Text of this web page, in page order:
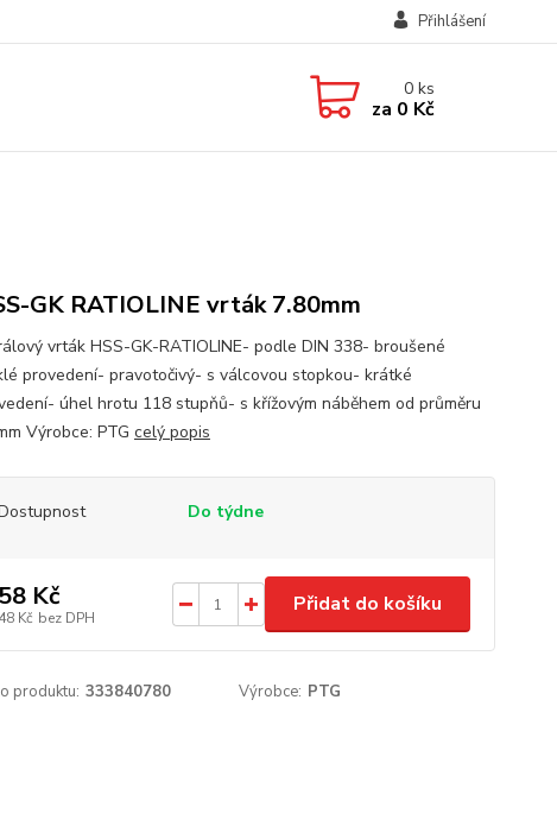
Přihlášení
0ks
za 0 Kč
GK RATIOLINE vrták 7.80mm
vrták HSS-GK-RATIOLINE- podle DIN 338- broušené
provedení- pravotočivý- s válcovou stopkou- krátké
úhel hrotu 118 stupňů- s křížovým náběhem od průměru
Výrobce: PTG celý popis
Do týdne
58 Kč
48 Kč bez DPH
Přidat do košíku
produktu: 333840780 Výrobce: PTG